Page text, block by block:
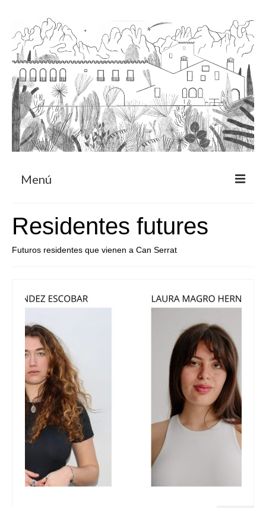
Menú
Programa de residencia
Archivo
Contacto
Idioma:
Residentes futures
Futuros residentes que vienen a Can Serrat